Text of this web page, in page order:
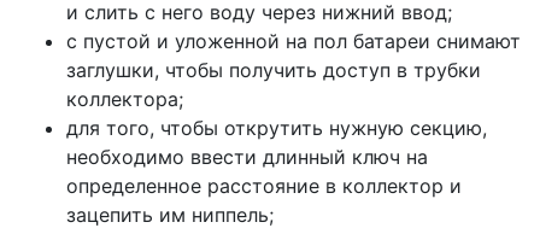
и слить с него воду через нижний ввод;
с пустой и уложенной на пол батареи снимают
заглушки, чтобы получить доступ в трубки
коллектора;
для того, чтобы открутить нужную секцию,
необходимо ввести длинный ключ на
определенное расстояние в коллектор и
зацепить им ниппель;